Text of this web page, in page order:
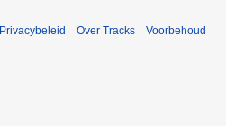
Privacybeleid Over Tracks Voorbehoud